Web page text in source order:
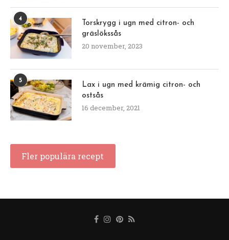
4
Torskrygg i ugn med citron- och
gräslökssås
20 november, 2023
5
Lax i ugn med krämig citron- och
ostsås
16 december, 2021
Fler populära recept